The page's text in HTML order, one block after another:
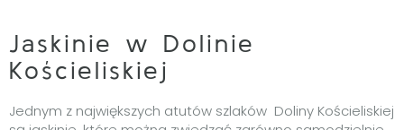
Jaskinie w Dolinie
Kościeliskiej
Jednym z największych atutów szlaków Doliny Kościeliskiej